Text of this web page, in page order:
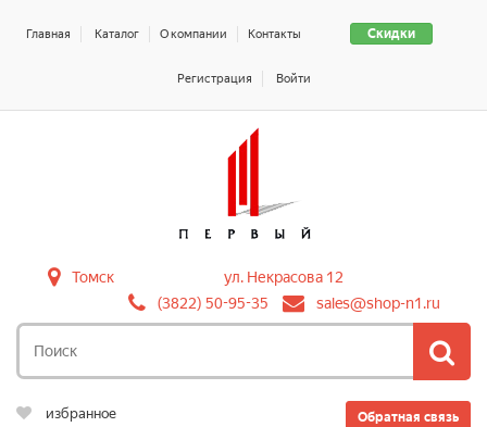
Скидки
Главная Каталог О компании Контакты
Регистрация Войти
Томск
ул. Некрасова 12
(3822) 50-95-35
sales@shop-n1.ru
Обратная связь
избранное